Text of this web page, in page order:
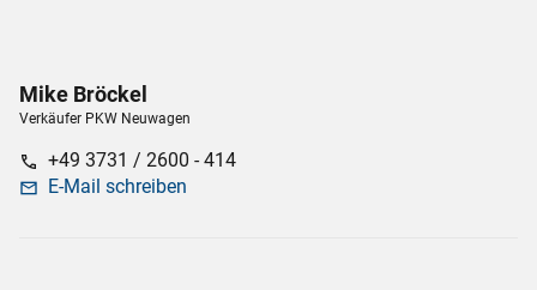
Mike Bröckel
Verkäufer PKW Neuwagen
call +49 3731 / 2600 - 414
mail E-Mail schreiben